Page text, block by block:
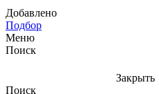
Добавлено
Подбор
Меню
Поиск
Закрыть
Поиск